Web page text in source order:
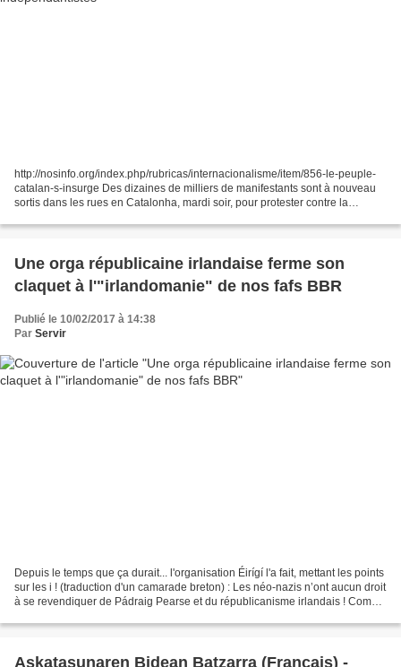
http://nosinfo.org/index.php/rubricas/internacionalisme/item/856-le-peuple-
catalan-s-insurge Des dizaines de milliers de manifestants sont à nouveau
sortis dans les rues en Catalonha, mardi soir, pour protester contre la
Une orga républicaine irlandaise ferme son
claquet à l'"irlandomanie" de nos fafs BBR
Publié le 10/02/2017 à 14:38
Par Servir
Depuis le temps que ça durait... l'organisation Éirígí l'a fait, mettant les points
sur les i ! (traduction d'un camarade breton) : Les néo-nazis n’ont aucun droit
à se revendiquer de Pádraig Pearse et du républicanisme irlandais ! Comme
Askatasunaren Bidean Batzarra (Français) -